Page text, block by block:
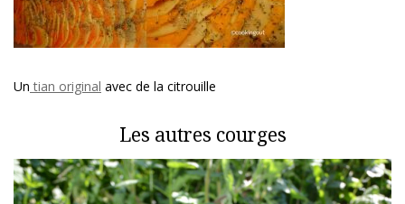
Un tian original avec de la citrouille
Les autres courges